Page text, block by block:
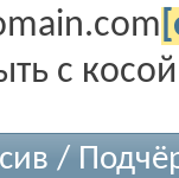
с
/